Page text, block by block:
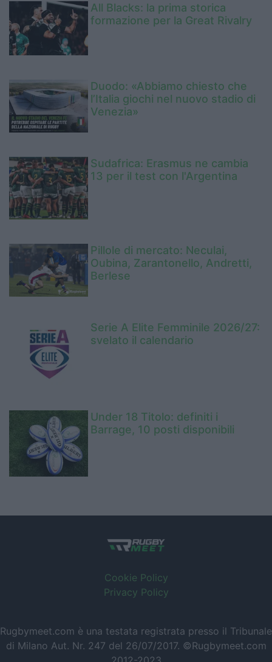
All Blacks: la prima storica
formazione per la Great Rivalry
Duodo: «Abbiamo chiesto che
l’Italia giochi nel nuovo stadio di
Venezia»
Sudafrica: Erasmus ne cambia
13 per il test con l'Argentina
Pillole di mercato: Neculai,
Oubina, Zarantonello, Andretti,
Berlese
Serie A Elite Femminile 2026/27:
svelato il calendario
Under 18 Titolo: definiti i
Barrage, 10 posti disponibili
Cookie Policy
Privacy Policy
Rugbymeet.com è una testata registrata presso il Tribunale
di Milano Aut. Nr. 247 del 26/07/2017. ©Rugbymeet.com